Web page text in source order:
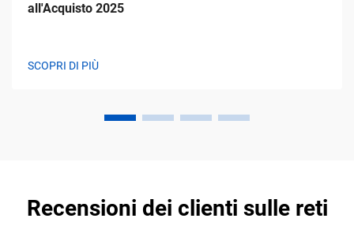
all'Acquisto 2025
SCOPRI DI PIÙ
Recensioni dei clienti sulle reti